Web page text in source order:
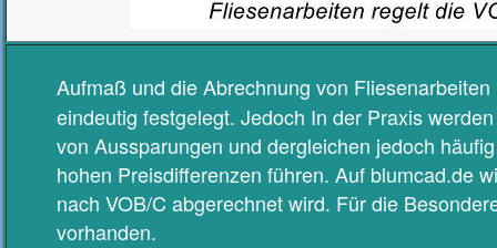
Aufmaß und die Abrechnung von
eindeutig festgelegt. Jedoch In der Praxis
von Aussparungen und dergleichen jedoch
hohen Preisdifferenzen führen. Auf blumcad.de
nach VOB/C abgerechnet wird. Für die
vorhanden.